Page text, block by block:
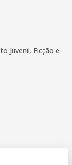
Juvenil, Ficção e